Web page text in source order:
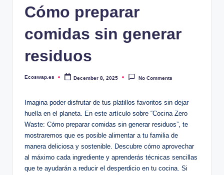
Cómo preparar
comidas sin generar
residuos
Posted
Ecoswap.es December 8, 2025 No Comments
Imagina poder disfrutar de tus platillos favoritos sin dejar
huella en el planeta. En este artículo sobre “Cocina Zero
Waste: Cómo preparar comidas sin generar residuos”, te
mostraremos que es posible alimentar a tu familia de
manera deliciosa y sostenible. Descubre cómo aprovechar
al máximo cada ingrediente y aprenderás técnicas sencillas
que te ayudarán a reducir el desperdicio en tu cocina. Si